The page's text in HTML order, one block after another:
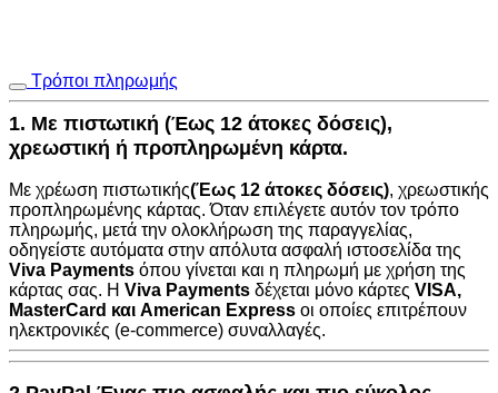
Τρόποι πληρωμής
1. Με πιστωτική (Έως 12 άτοκες δόσεις),
χρεωστική ή προπληρωμένη κάρτα.
Με χρέωση πιστωτικής(Έως 12 άτοκες δόσεις), χρεωστικής
προπληρωμένης κάρτας. Όταν επιλέγετε αυτόν τον τρόπο
πληρωμής, μετά την ολοκλήρωση της παραγγελίας,
οδηγείστε αυτόματα στην απόλυτα ασφαλή ιστοσελίδα της
Viva Payments όπου γίνεται και η πληρωμή με χρήση της
κάρτας σας. Η Viva Payments δέχεται μόνο κάρτες VISA,
MasterCard και American Express οι οποίες επιτρέπουν
ηλεκτρονικές (e-commerce) συναλλαγές.